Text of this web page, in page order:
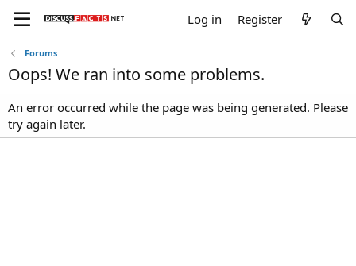
Log in Register
Forums
Oops! We ran into some problems.
An error occurred while the page was being generated. Please
try again later.